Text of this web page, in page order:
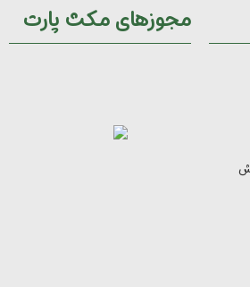
مجوزهای مکث پارت